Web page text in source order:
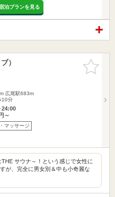
泊プランを見る
お気に入
りに追加
）
広尾駅683m
10分
24:00
～
マッサージ
サウナ～！という感じで女性に
が、完全に男女別＆中も小奇麗な